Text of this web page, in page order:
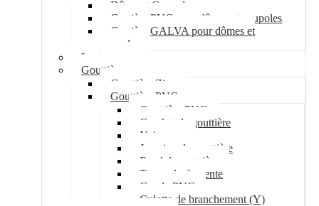
Dôme et Coupole
Costière PVC pour dômes et coupoles
Costière GALVA pour dômes et
coupoles
Lanterneau
Gouttière
Gouttière Zinc
Gouttière PVC
Gouttière PVC
Crochet de gouttière
Naissance
Jonction de gouttière
Fond de gouttière
Tuyau de descente
Coude PVC
Culotte de branchement (Y)